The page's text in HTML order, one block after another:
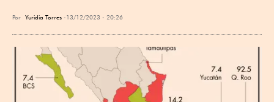
Por Yuridia Torres 13/12/2023 - 20:26